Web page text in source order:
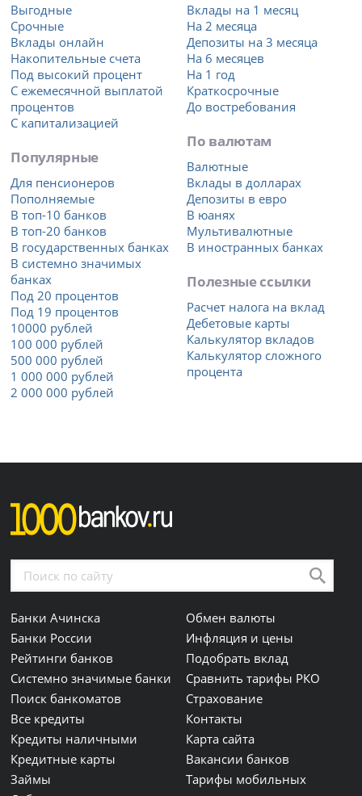
Выгодные
Срочные
Вклады онлайн
Накопительные счета
Под высокий процент
С ежемесячной выплатой
процентов
С капитализацией
Популярные
Для пенсионеров
Пополняемые
В топ-10 банков
В топ-20 банков
В государственных банках
В системно значимых
банках
Под 20 процентов
Под 19 процентов
10000 рублей
100 000 рублей
500 000 рублей
1 000 000 рублей
2 000 000 рублей
Вклады на 1 месяц
На 2 месяца
Депозиты на 3 месяца
На 6 месяцев
На 1 год
Краткосрочные
До востребования
По валютам
Валютные
Вклады в долларах
Депозиты в евро
В юанях
Мультивалютные
В иностранных банках
Полезные ссылки
Расчет налога на вклад
Дебетовые карты
Калькулятор вкладов
Калькулятор сложного
процента
Банки Ачинска
Банки России
Рейтинги банков
Системно значимые банки
Поиск банкоматов
Все кредиты
Кредиты наличными
Кредитные карты
Займы
Обмен валюты
Инфляция и цены
Подобрать вклад
Сравнить тарифы РКО
Страхование
Контакты
Карта сайта
Вакансии банков
Тарифы мобильных